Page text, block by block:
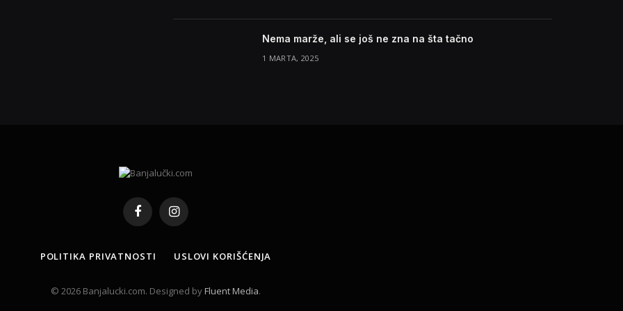
Nema marže, ali se još ne zna na šta tačno
1 MARTA, 2025
FacebookInstagram
POLITIKA PRIVATNOSTI USLOVI KORIŠĆENJA
© 2026 Banjalucki.com. Designed byFluent Media.